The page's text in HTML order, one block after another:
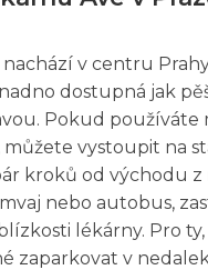
nachází v centru
dostupná jak
Pokud
můžete vystoupit na
kroků od východu z
nebo autobus,
lékárny. Pro
zaparkovat v